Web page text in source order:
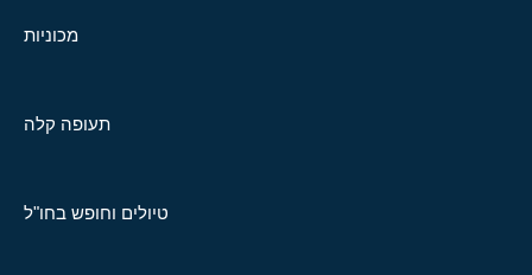
מכוניות
תעופה קלה
טיולים וחופש בחו"ל